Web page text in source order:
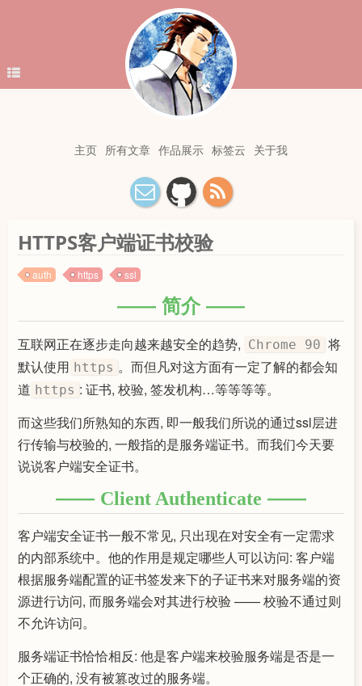
主页 所有文章 作品展示 标签云 关于我
HTTPS客户端证书校验
auth https ssl
简介
互联网正在逐步走向越来越安全的趋势, Chrome 90 将
默认使用 https 。而但凡对这方面有一定了解的都会知
道 https : 证书, 校验, 签发机构…等等等等。
而这些我们所熟知的东西, 即一般我们所说的通过ssl层进
行传输与校验的, 一般指的是服务端证书。而我们今天要
说说客户端安全证书。
Client Authenticate
客户端安全证书一般不常见, 只出现在对安全有一定需求
的内部系统中。他的作用是规定哪些人可以访问: 客户端
根据服务端配置的证书签发来下的子证书来对服务端的资
源进行访问, 而服务端会对其进行校验 —— 校验不通过则
不允许访问。
服务端证书恰恰相反: 他是客户端来校验服务端是否是一
个正确的, 没有被篡改过的服务端。